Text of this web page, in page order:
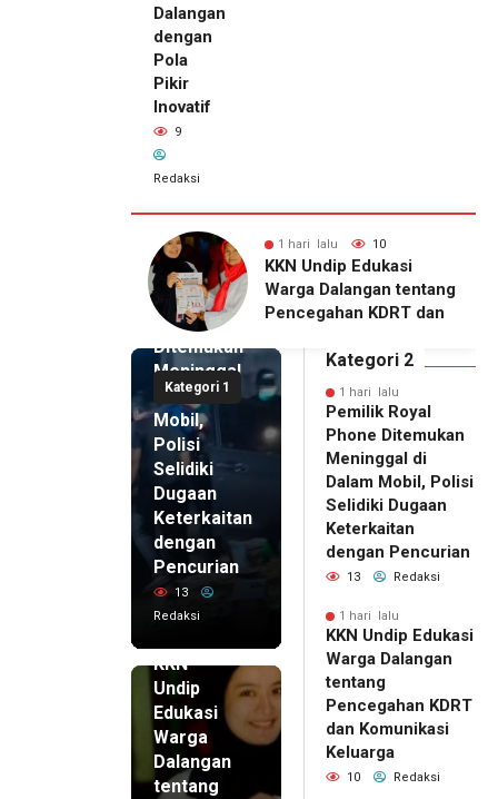
Dalangan
dengan
Pola
Pikir
Inovatif
9
Redaksi
1 hari lalu 9
KKN Undip Bekali
Pengelola BUMDes
Dalangan dengan Pola
Kategori 1
1 hari lalu
Pemilik
Royal
Phone
Ditemukan
Meninggal
di Dalam
Mobil,
Polisi
Selidiki
Dugaan
Keterkaitan
dengan
Pencurian
13
Redaksi
KKN
Undip
Edukasi
Warga
Dalangan
tentang
Kategori 2
1 hari lalu
Pemilik Royal
Phone Ditemukan
Meninggal di
Dalam Mobil, Polisi
Selidiki Dugaan
Keterkaitan
dengan Pencurian
13 Redaksi
1 hari lalu
KKN Undip Edukasi
Warga Dalangan
tentang
Pencegahan KDRT
dan Komunikasi
Keluarga
10 Redaksi